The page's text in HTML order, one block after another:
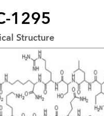
1295
Structure